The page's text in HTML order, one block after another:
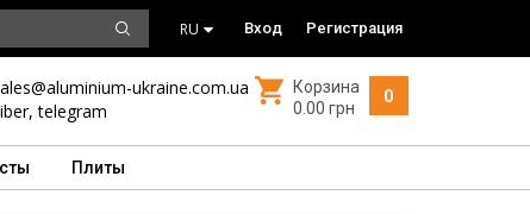
RU Вход Регистрация
ukraine.com.ua
,telegram
0
Корзина
0.00 грн
Плиты